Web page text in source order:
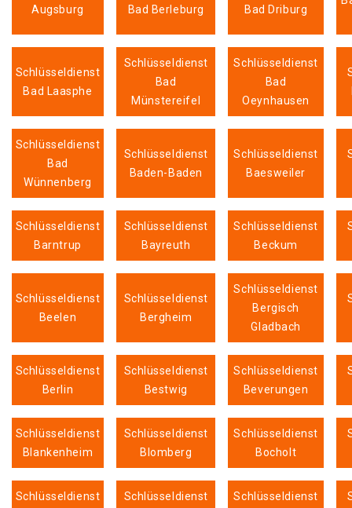
Augsburg
Bad Berleburg
Bad Driburg
Schlüsseldienst
Bad Laasphe
Schlüsseldienst
Bad
Münstereifel
Schlüsseldienst
Bad
Oeynhausen
Schlüsseldienst
Bad
Wünnenberg
Schlüsseldienst
Baden-Baden
Schlüsseldienst
Baesweiler
Schlüsseldienst
Barntrup
Schlüsseldienst
Bayreuth
Schlüsseldienst
Beckum
Schlüsseldienst
Beelen
Schlüsseldienst
Bergheim
Schlüsseldienst
Bergisch
Gladbach
Schlüsseldienst
Berlin
Schlüsseldienst
Bestwig
Schlüsseldienst
Beverungen
Schlüsseldienst
Blankenheim
Schlüsseldienst
Blomberg
Schlüsseldienst
Bocholt
Schlüsseldienst
Schlüsseldienst
Schlüsseldienst